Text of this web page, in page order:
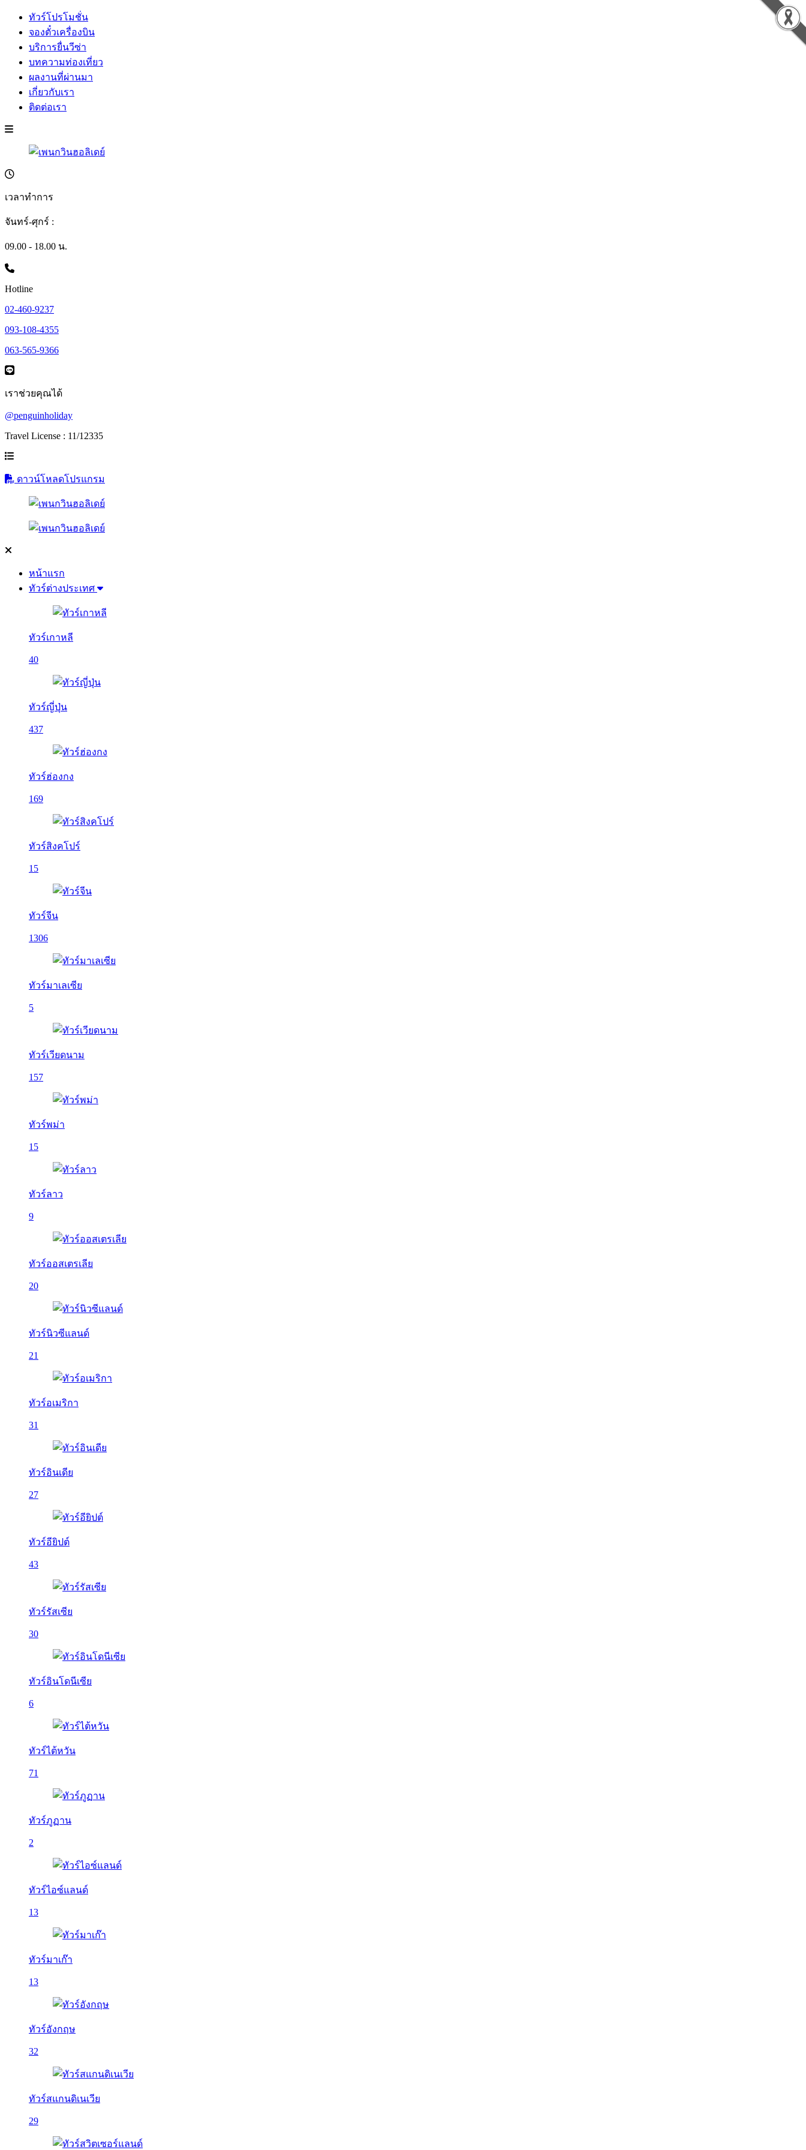
ทัวร์โปรโมชั่น
จองตั๋วเครื่องบิน
บริการยื่นวีซ่า
บทความท่องเที่ยว
ผลงานที่ผ่านมา
เกี่ยวกับเรา
ติดต่อเรา
เวลาทำการ
จันทร์-ศุกร์ :
09.00 - 18.00 น.
Hotline
02-460-9237
093-108-4355
063-565-9366
เราช่วยคุณได้
@penguinholiday
Travel License : 11/12335
ดาวน์โหลดโปรแกรม
หน้าแรก
ทัวร์ต่างประเทศ
ทัวร์เกาหลี
40
ทัวร์ญี่ปุ่น
437
ทัวร์ฮ่องกง
169
ทัวร์สิงคโปร์
15
ทัวร์จีน
1306
ทัวร์มาเลเซีย
5
ทัวร์เวียดนาม
157
ทัวร์พม่า
15
ทัวร์ลาว
9
ทัวร์ออสเตรเลีย
20
ทัวร์นิวซีแลนด์
21
ทัวร์อเมริกา
31
ทัวร์อินเดีย
27
ทัวร์อียิปต์
43
ทัวร์รัสเซีย
30
ทัวร์อินโดนีเซีย
6
ทัวร์ไต้หวัน
71
ทัวร์ภูฏาน
2
ทัวร์ไอซ์แลนด์
13
ทัวร์มาเก๊า
13
ทัวร์อังกฤษ
32
ทัวร์สแกนดิเนเวีย
29